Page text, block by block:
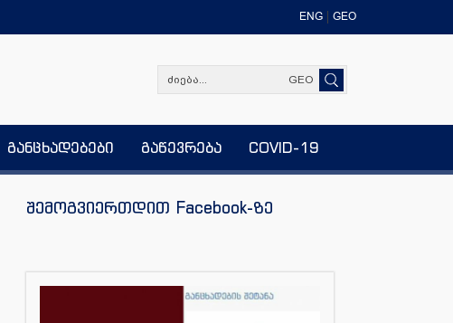
ENG GEO
GEO
განცხადებები გაწევრება COVID-19
შემოგვიერთდით Facebook-ზე